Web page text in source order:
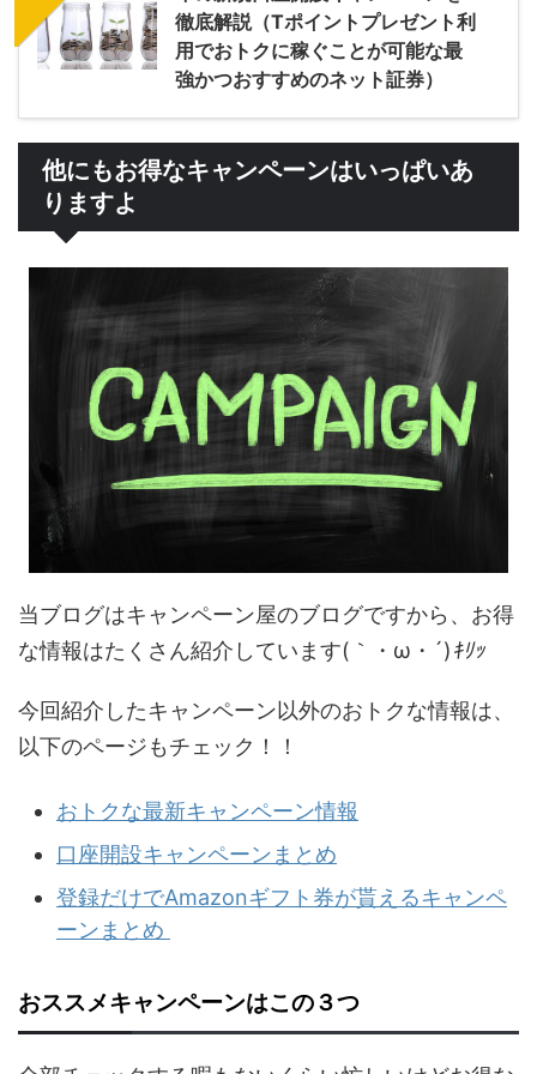
徹底解説（Tポイントプレゼント利
用でおトクに稼ぐことが可能な最
強かつおすすめのネット証券）
他にもお得なキャンペーンはいっぱいあ
りますよ
当ブログはキャンペーン屋のブログですから、お得
な情報はたくさん紹介しています(｀・ω・´)ｷﾘｯ
今回紹介したキャンペーン以外のおトクな情報は、
以下のページもチェック！！
おトクな最新キャンペーン情報
口座開設キャンペーンまとめ
登録だけでAmazonギフト券が貰えるキャンペ
ーンまとめ
おススメキャンペーンはこの３つ